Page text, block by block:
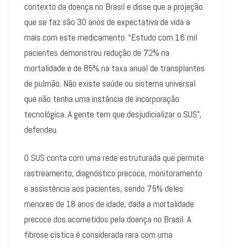
contexto da doença no Brasil e disse que a projeção
que se faz são 30 anos de expectativa de vida a
mais com este medicamento. “Estudo com 16 mil
pacientes demonstrou redução de 72% na
mortalidade e de 85% na taxa anual de transplantes
de pulmão. Não existe saúde ou sistema universal
que não tenha uma instância de incorporação
tecnológica. A gente tem que desjudicializar o SUS”,
defendeu.
O SUS conta com uma rede estruturada que permite
rastreamento, diagnóstico precoce, monitoramento
e assistência aos pacientes, sendo 75% deles
menores de 18 anos de idade, dada a mortalidade
precoce dos acometidos pela doença no Brasil. A
fibrose cística é considerada rara com uma